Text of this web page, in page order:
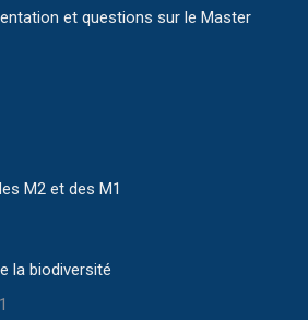
et questions sur le Master
M2 et des M1
la biodiversité